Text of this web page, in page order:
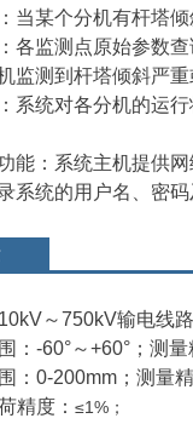
当某个分机有杆塔
各监测点原始参数
监测到杆塔倾斜严
系统对各分机的运
能：系统主机提供
系统的用户名、密码
～750kV输电线
：-60°～+60°；测量
：0-200mm；测量
精度： ≤1%；